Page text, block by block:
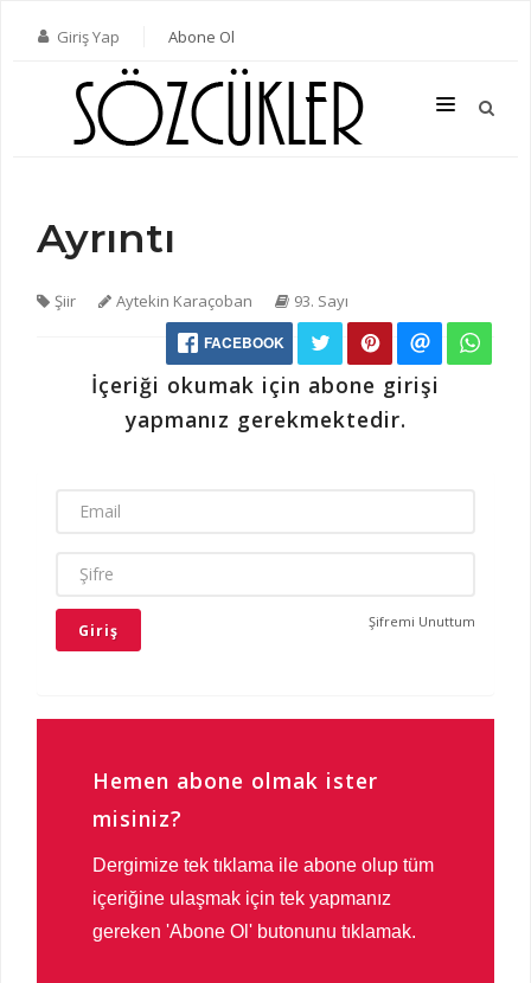
Giriş Yap Abone Ol
SON SAYI
İLETIŞIM
Ayrıntı
Şiir Aytekin Karaçoban
93. Sayı
FACEBOOK
İçeriği okumak için abone girişi
yapmanız gerekmektedir.
EMAIL
ŞIFRE
Şifremi Unuttum
Hemen abone olmak ister
misiniz?
Dergimize tek tıklama ile abone olup tüm
içeriğine ulaşmak için tek yapmanız
gereken 'Abone Ol' butonunu tıklamak.